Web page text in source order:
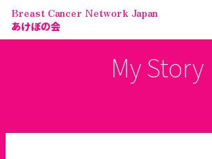
Breast Cancer Network Japan
あけぼの会
My Story